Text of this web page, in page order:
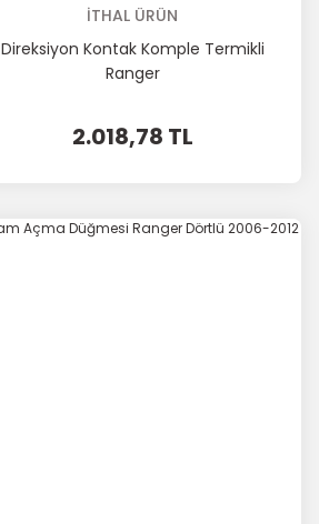
İTHAL ÜRÜN
Direksiyon Kontak Komple Termikli
Ranger
2.018,78 TL